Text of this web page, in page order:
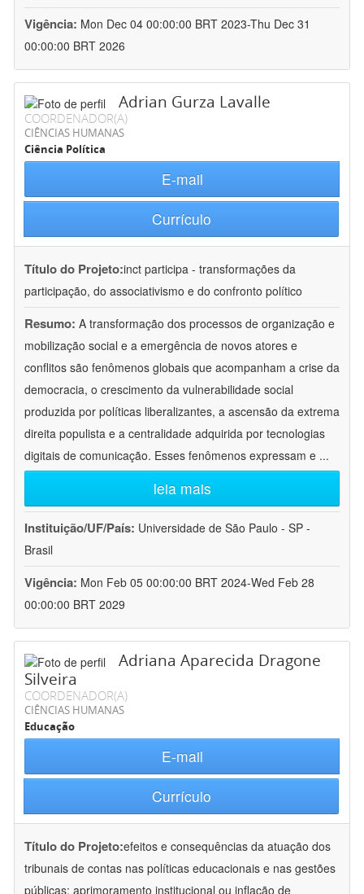
Vigência: Mon Dec 04 00:00:00 BRT 2023-Thu Dec 31
00:00:00 BRT 2026
Adrian Gurza Lavalle
COORDENADOR(A)
CIÊNCIAS HUMANAS
Ciência Política
E-mail
Currículo
Título do Projeto:inct participa - transformações da
participação, do associativismo e do confronto político
Resumo: A transformação dos processos de organização e
mobilização social e a emergência de novos atores e
conflitos são fenômenos globais que acompanham a crise da
democracia, o crescimento da vulnerabilidade social
produzida por políticas liberalizantes, a ascensão da extrema
direita populista e a centralidade adquirida por tecnologias
digitais de comunicação. Esses fenômenos expressam e ...
leia mais
Instituição/UF/País: Universidade de São Paulo - SP -
Brasil
Vigência: Mon Feb 05 00:00:00 BRT 2024-Wed Feb 28
00:00:00 BRT 2029
Adriana Aparecida Dragone
Silveira
COORDENADOR(A)
CIÊNCIAS HUMANAS
Educação
E-mail
Currículo
Título do Projeto:efeitos e consequências da atuação dos
tribunais de contas nas políticas educacionais e nas gestões
públicas: aprimoramento institucional ou inflação de